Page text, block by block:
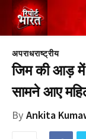
अपराधराष्ट्रीय
जिम की आड़
सामने आए
By Ankita